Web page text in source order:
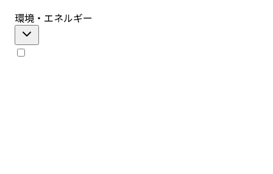
環境・エネルギー